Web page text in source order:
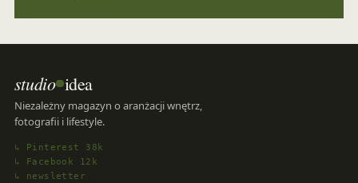
studio idea
Niezależny magazyn o aranżacji wnętrz,
fotografii i lifestyle.
↳ Pinterest 38k
↳ Facebook 12k
↳ newsletter